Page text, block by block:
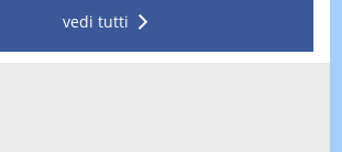
vedi tutti